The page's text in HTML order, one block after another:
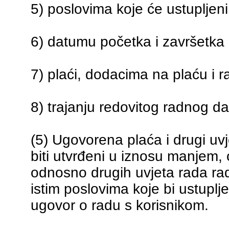
5) poslovima koje će
6) datumu početka i završetka
7) plaći, dodacima na plaću i
8) trajanju redovitog radnog
(5) Ugovorena plaća i drugi
biti utvrđeni u iznosu
odnosno drugih uvjeta rada
istim poslovima koje bi
ugovor o radu s korisnikom.